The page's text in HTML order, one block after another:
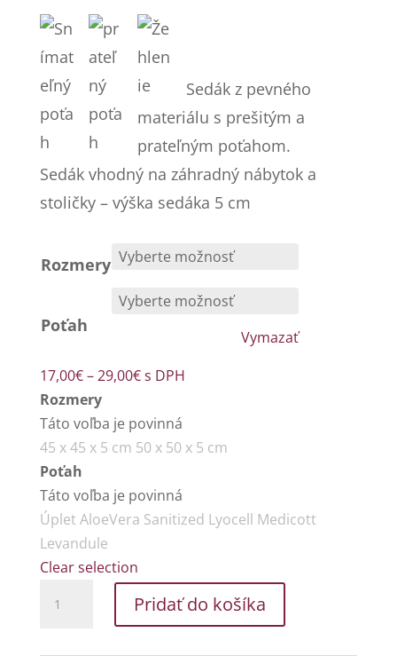
Sedák z pevného
materiálu s prešitým a
prateľným poťahom.
Sedák vhodný na záhradný nábytok a
stoličky – výška sedáka 5 cm
Rozmery
Poťah
Vymazať
17,00€–29,00€Price
17,00€
through
s DPH
Rozmery
Táto voľba je povinná
45 x 45 x 5 cm 50 x 50 x 5 cm
Poťah
Táto voľba je povinná
Úplet AloeVera Sanitized Lyocell Medicott
Levandule
Clear selection
Sedák
Pridať do košíka